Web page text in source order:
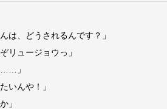
は、どうされるんです？」
リュージョウっ」
……」
いんや！」
」